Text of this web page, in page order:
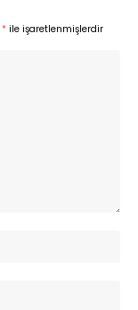
* ile işaretlenmişlerdir